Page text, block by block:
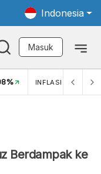
Indonesia
Masuk
INFLASI MOM (MEI)
Berdampak ke